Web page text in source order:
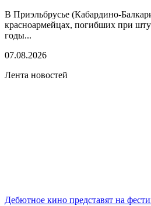
В Приэльбрусье (Кабардино-
красноармейцах, погибших при
годы...
07.08.2026
Лента новостей
Дебютное кино представят на